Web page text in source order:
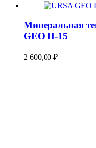
Минеральная
GEO П-15
2 600,00 ₽